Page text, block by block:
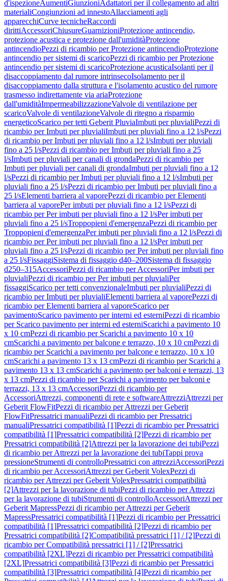
d'ispezioneAumentiGiunzioniAdattatori per il collegamento ad altri
materialiCongiunzioni ad innestoAllacciamenti agli
apparecchiCurve tecnicheRaccordi
dirittiAccessoriChiusureGuarnizioniProtezione antincendio,
protezione acustica e protezione dall'umiditàProtezione
antincendioPezzi di ricambio per Protezione antincendioProtezione
antincendio per sistemi di scaricoPezzi di ricambio per Protezione
antincendio per sistemi di scaricoProtezione acusticaIsolanti per il
disaccoppiamento dal rumore intrinsecoIsolamento per il
disaccoppiamento dalla struttura e l'isolamento acustico del rumore
trasmesso indirettamente via ariaProtezione
dall'umiditàImpermeabilizzazioneValvole di ventilazione per
scaricoValvole di ventilazioneValvole di ritegno a risparmio
energeticoScarico per tetti Geberit PluviaImbuti per pluvialiPezzi di
ricambio per Imbuti per pluvialiImbuti per pluviali fino a 12 l/sPezzi
di ricambio per Imbuti per pluviali fino a 12 l/sImbuti per pluviali
fino a 25 l/sPezzi di ricambio per Imbuti per pluviali fino a 25
l/sImbuti per pluviali per canali di grondaPezzi di ricambio per
Imbuti per pluviali per canali di grondaImbuti per pluviali fino a 12
l/sPezzi di ricambio per Imbuti per pluviali fino a 12 l/sImbuti per
pluviali fino a 25 l/sPezzi di ricambio per Imbuti per pluviali fino a
25 l/sElementi barriera al vaporePezzi di ricambio per Elementi
barriera al vaporePer imbuti per pluviali fino a 12 l/sPezzi di
ricambio per Per imbuti per pluviali fino a 12 l/sPer imbuti per
pluviali fino a 25 l/sTroppopieni d'emergenzaPezzi di ricambio per
Troppopieni d'emergenzaPer imbuti per pluviali fino a 12 l/sPezzi di
ricambio per Per imbuti per pluviali fino a 12 l/sPer imbuti per
pluviali fino a 25 l/sPezzi di ricambio per Per imbuti per pluviali fino
a 25 l/sFissaggiSistema di fissaggio d40–200Sistema di fissaggio
d250–315AccessoriPezzi di ricambio per AccessoriPer imbuti per
pluvialiPezzi di ricambio per Per imbuti per pluvialiPer
fissaggiScarico per tetti convenzionaleImbuti per pluvialiPezzi di
ricambio per Imbuti per pluvialiElementi barriera al vaporePezzi di
ricambio per Elementi barriera al vaporeScarico per
pavimentoScarico pavimento per interni ed esterniPezzi di ricambio
per Scarico pavimento per interni ed esterniScarichi a pavimento 10
x 10 cmPezzi di ricambio per Scarichi a pavimento 10 x 10
cmScarichi a pavimento per balcone e terrazzo, 10 x 10 cmPezzi di
ricambio per Scarichi a pavimento per balcone e terrazzo, 10 x 10
cmScarichi a pavimento 13 x 13 cmPezzi di ricambio per Scarichi a
pavimento 13 x 13 cmScarichi a pavimento per balconi e terrazzi, 13
x 13 cmPezzi di ricambio per Scarichi a pavimento per balconi e
terrazzi, 13 x 13 cmAccessoriPezzi di ricambio per
AccessoriAttrezzi, componenti di rete e softwareAttrezziAttrezzi per
Geberit FlowFitPezzi di ricambio per Attrezzi per Geberit
FlowFitPressatrici manualiPezzi di ricambio per Pressatrici
manualiPressatrici compatibilità [1]Pezzi di ricambio per Pressatrici
compatibilità [1]Pressatrici compatibilità [2]Pezzi di ricambio per
Pressatrici compatibilità [2]Attrezzi per la lavorazione dei tubiPezzi
di ricambio per Attrezzi per la lavorazione dei tubiTappi prova
pressioneStrumenti di controlloPressatrici con attrezziAccessoriPezzi
di ricambio per AccessoriAttrezzi per Geberit VolexPezzi di
ricambio per Attrezzi per Geberit VolexPressatrici compatibilità
[2]Attrezzi per la lavorazione di tubiPezzi di ricambio per Attrezzi
per la lavorazione di tubiStrumenti di controlloAccessoriAttrezzi per
Geberit MapressPezzi di ricambio per Attrezzi per Geberit
MapressPressatrici compatibilità [1]Pezzi di ricambio per Pressatrici
compatibilità [1]Pressatrici compatibilità [2]Pezzi di ricambio per
Pressatrici compatibilità [2]Compatibilità pressatrici [1] / [2]Pezzi di
ricambio per Compatibilità pressatrici [1] / [2]Pressatrici
compatibilità [2XL]Pezzi di ricambio per Pressatrici compatibilità
[2XL]Pressatrici compatibilità [3]Pezzi di ricambio per Pressatrici
compatibilità [3]Pressatrici compatibilità [4]Pezzi di ricambio per